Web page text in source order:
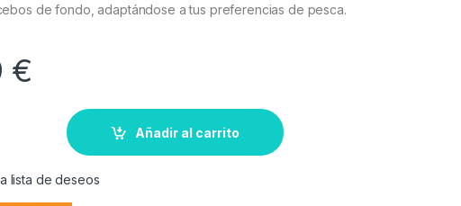
de fondo, adaptándose a tus preferencias de pesca.
€
Añadir al carrito
lista de deseos